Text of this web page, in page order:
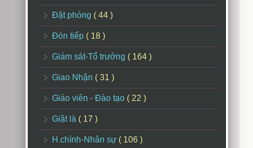
Đặt phòng ( 44 )
Đón tiếp ( 18 )
Giám sát-Tổ trưởng ( 164 )
Giao Nhận ( 31 )
Giáo viên - Đào tạo ( 22 )
Giặt là ( 17 )
H.chính-Nhân sự ( 106 )